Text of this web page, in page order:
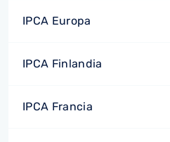
IPCA Europa
IPCA Finlandia
IPCA Francia